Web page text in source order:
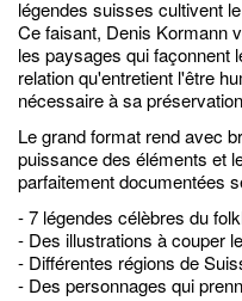
légendes suisses cultivent
Ce faisant, Denis Kormann
les paysages qui façonnent
relation qu'entretient l'être
nécessaire à sa
Le grand format rend avec
puissance des éléments et
parfaitement documentées
- 7 légendes célèbres du
- Des illustrations à couper
- Différentes régions de
- Des personnages qui